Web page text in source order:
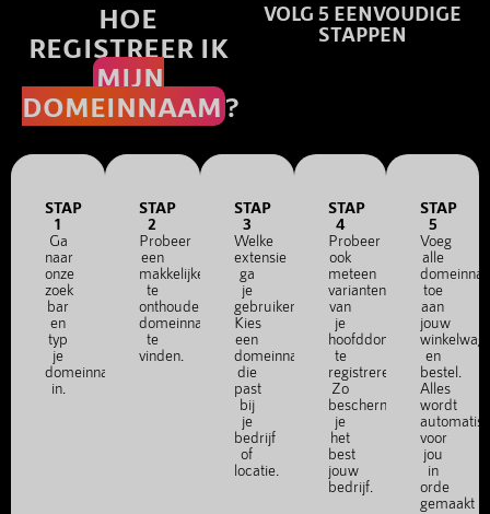
HOE
REGISTREER IK
MIJN
DOMEINNAAM ?
VOLG 5 EENVOUDIGE
STAPPEN
STAP
1
Ga
naar
onze
zoek
bar
en
typ
je
domeinnaam
in.
STAP
2
Probeer
een
makkelijke
te
onthouden
domeinnaam
te
vinden.
STAP
3
Welke
extensie
ga
je
gebruiken?
Kies
een
domeinnaam
die
past
bij
je
bedrijf
of
locatie.
STAP
4
Probeer
ook
meteen
varianten
van
je
hoofddomein
te
registreren.
Zo
bescherm
je
het
best
jouw
bedrijf.
STAP
5
Voeg
alle
toe
aan
jouw
en
bestel.
Alles
wordt
voor
jou
in
orde
gemaakt